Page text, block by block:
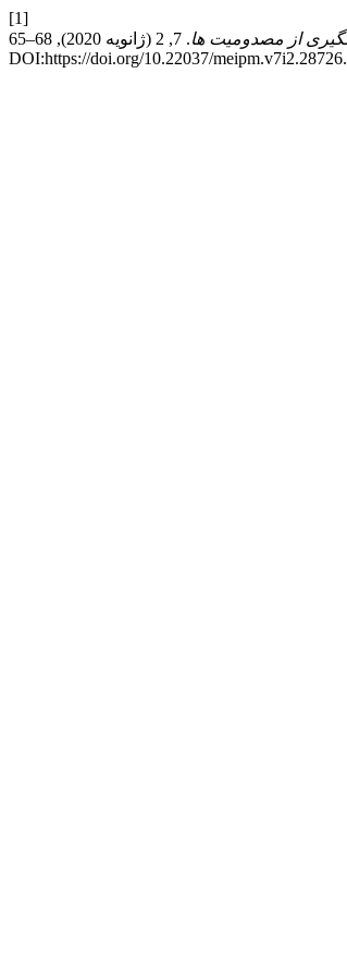
[1]
از مصدومیت ها
. 7, 2 (ژانویه 2020), 68–65.
DOI:https://doi.org/10.22037/meipm.v7i2.28726.